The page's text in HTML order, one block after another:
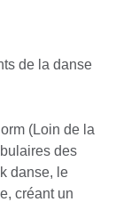
de la danse
(Loin de la
des
danse, le
créant un